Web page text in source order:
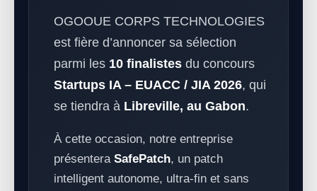
OGOOUE CORPS TECHNOLOGIES
est fière d’annoncer sa sélection
parmi les 10 finalistes du concours
Startups IA – EUACC / JIA 2026, qui
se tiendra à Libreville, au Gabon.
À cette occasion, notre entreprise
présentera SafePatch, un patch
intelligent autonome, ultra-fin et sans